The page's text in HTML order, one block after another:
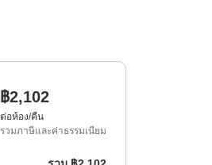
฿2,102
ต่อห้อง/คืน
รวมภาษีและค่าธรรมเนียม